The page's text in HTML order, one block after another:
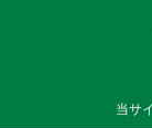
当サ